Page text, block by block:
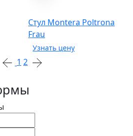
Стул Montera Poltrona
Frau
1 2